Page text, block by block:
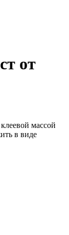
от
массой
в виде